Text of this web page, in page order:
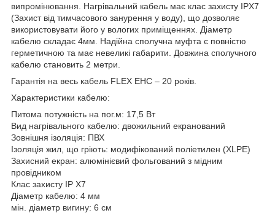
випромінювання. Нагрівальний кабель має клас захисту IPX7
(Захист від тимчасового занурення у воду), що дозволяє
використовувати його у вологих приміщеннях. Діаметр
кабелю складає 4мм. Надійна сполучна муфта є повністю
герметичною та має невеликі габарити. Довжина сполучного
кабелю становить 2 метри.
Гарантія на весь кабель FLEX EHC – 20 років.
Характеристики кабелю:
Питома потужність на пог.м: 17,5 Вт
Вид нагрівального кабелю: двожильний екранований
Зовнішня ізоляція: ПВХ
Ізоляція жил, що гріють: модифікований поліетилен (XLPE)
Захисний екран: алюмінієвий фольгований з мідним
провідником
Клас захисту IP X7
Діаметр кабелю: 4 мм
мін. діаметр вигину: 6 см